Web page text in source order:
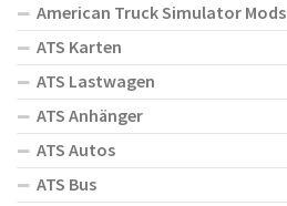
American Truck Simulator Mods
ATS Karten
ATS Lastwagen
ATS Anhänger
ATS Autos
ATS Bus